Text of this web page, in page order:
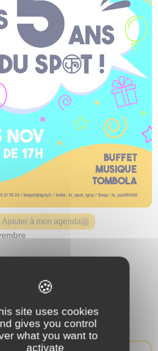
Ajouter à mon agenda
de la division leclerc
Buffet, Tombola
site uses cookies
gives you control
what you want to
activate